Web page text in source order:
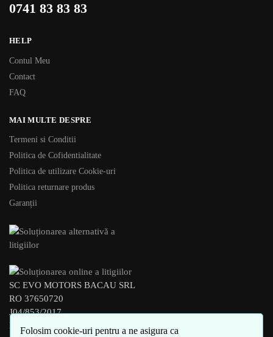
Folosim cookie-uri pentru a ne asigura ca
0741 83 83 83
HELP
Contul Meu
Contact
FAQ
MAI MULTE DESPRE
Termeni si Conditii
Politica de Cofidentialitate
Politica de utilizare Cookie-uri
Politica returnare produs
Garanții
SC EVO MOTORS BACAU SRL
RO 37650720
J04/853/2017
BACAU – ROMANIA